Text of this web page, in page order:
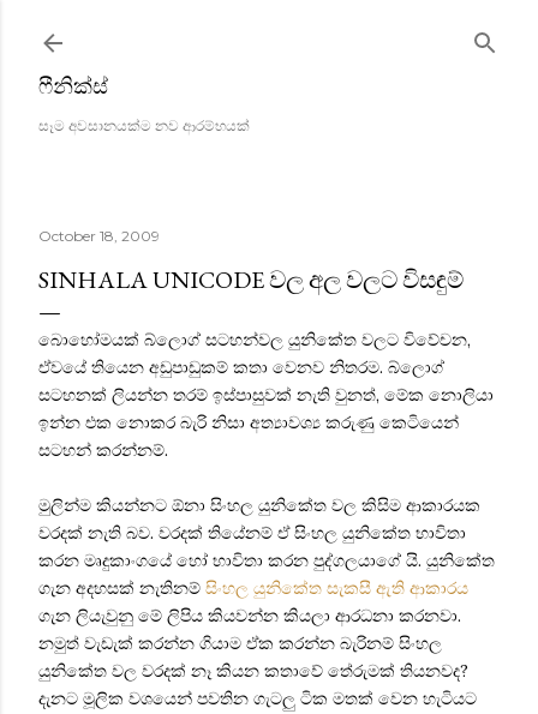
ෆීනික්ස්
සෑම අවසානයක්ම නව ආරම්භයක්
October 18, 2009
SINHALA UNICODE වල අල වලට විසඳුම්
බොහෝමයක් බ්ලොග් සටහන්වල යුනිකේත වලට විවේචන,
ඒවයේ තියෙන අඩුපාඩුකම් කතා වෙනව නිතරම. බ්ලොග්
සටහනක් ලියන්න තරම් ඉස්පාසුවක් නැති වුනත්, මේක ‍නොලියා
ඉන්න එක නොකර බැරි නිසා අත්‍යාවශ්‍ය කරුණු කෙටියෙන්
සටහන් කරන්නම්.
මුලින්ම කියන්නට ඕනා සිංහල යුනිකේත වල කිසිම ආකාරයක
වරදක් නැති බව. වරදක් තියේනම් ඒ සිංහල යුනිකේත භාවිතා
කරන මෘදුකාංගයේ හෝ භාවිතා කරන පුද්ගලයාගේ යි. යුනිකේත
ගැන අදහසක් නැතිනම් සිංහල යුනිකේත සැකසී ඇති ආකාරය
ගැන ලියැවුනු මේ ලිපිය කියවන්න කියලා ආරධනා කරනවා.
නමුත් වැඩැක් කරන්න ගියාම ඒක කරන්න බැරිනම් සිංහල
යුනිකේත වල වරදක් නෑ කියන කතාවේ තේරුමක් තියනවද?
දැනට මූලික ව‍ශයෙන් පවතින ගැටලු ටික මතක් වෙන හැටියට